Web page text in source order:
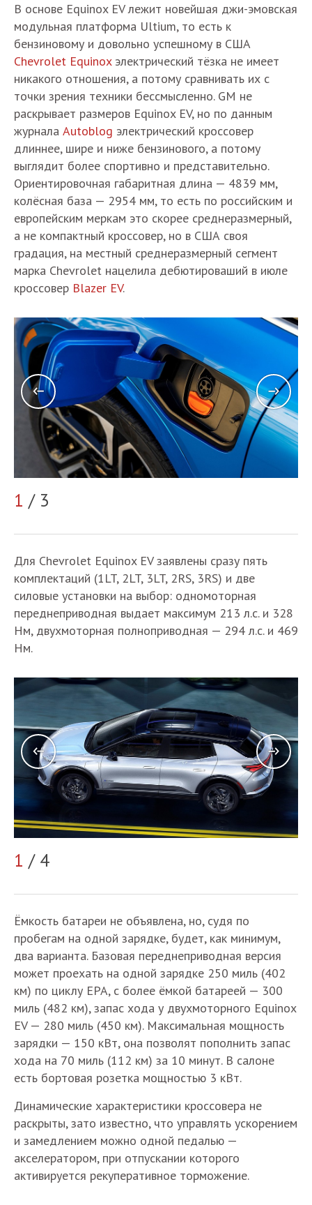
В основе Equinox EV лежит новейшая джи-эмовская
модульная платформа Ultium, то есть к
бензиновому и довольно успешному в США
Chevrolet Equinoxэлектрический тёзка не имеет
никакого отношения, а потому сравнивать их с
точки зрения техники бессмысленно. GM не
раскрывает размеров Equinox EV, но по данным
журнала Autoblog электрический кроссовер
длиннее, шире и ниже бензинового, а потому
выглядит более спортивно и представительно.
Ориентировочная габаритная длина — 4839 мм,
колёсная база — 2954 мм, то есть по российским и
европейским меркам это скорее среднеразмерный,
а не компактный кроссовер, но в США своя
градация, на местный среднеразмерный сегмент
марка Chevrolet нацелила дебютироваший в июле
кроссовер Blazer EV.
1 / 3
Для Chevrolet Equinox EV заявлены сразу пять
комплектаций (1LT, 2LT, 3LT, 2RS, 3RS) и две
силовые установки на выбор: одномоторная
переднеприводная выдает максимум 213 л.с. и 328
Нм, двухмоторная полноприводная — 294 л.с. и 469
Нм.
1 / 4
Ёмкость батареи не объявлена, но, судя по
пробегам на одной зарядке, будет, как минимум,
два варианта. Базовая переднеприводная версия
может проехать на одной зарядке 250 миль (402
км) по циклу EPA, с более ёмкой батареей — 300
миль (482 км), запас хода у двухмоторного Equinox
EV — 280 миль (450 км). Максимальная мощность
зарядки — 150 кВт, она позволят пополнить запас
хода на 70 миль (112 км) за 10 минут. В салоне
есть бортовая розетка мощностью 3 кВт.
Динамические характеристики кроссовера не
раскрыты, зато известно, что управлять ускорением
и замедлением можно одной педалью —
акселератором, при отпускании которого
активируется рекуперативное торможение.